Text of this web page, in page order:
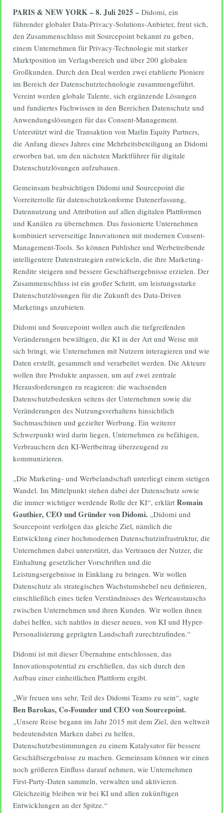
PARIS & NEW YORK – 8. Juli 2025 – Didomi, ein
führender globaler Data-Privacy-Solutions-Anbieter, freut sich,
den Zusammenschluss mit Sourcepoint bekannt zu geben,
einem Unternehmen für Privacy-Technologie mit starker
Marktposition im Verlagsbereich und über 200 globalen
Großkunden. Durch den Deal werden zwei etablierte Pioniere
im Bereich der Datenschutztechnologie zusammengeführt.
Vereint werden globale Talente, sich ergänzende Lösungen
und fundiertes Fachwissen in den Bereichen Datenschutz und
Anwendungslösungen für das Consent-Management.
Unterstützt wird die Transaktion von Marlin Equity Partners,
die Anfang dieses Jahres eine Mehrheitsbeteiligung an Didomi
erworben hat, um den nächsten Marktführer für digitale
Datenschutzlösungen aufzubauen.
Gemeinsam beabsichtigen Didomi und Sourcepoint die
Vorreiterrolle für datenschutzkonforme Datenerfassung,
Datennutzung und Attribution auf allen digitalen Plattformen
und Kanälen zu übernehmen. Das fusionierte Unternehmen
kombiniert serverseitige Innovationen mit modernen Consent-
Management-Tools. So können Publisher und Werbetreibende
intelligentere Datenstrategien entwickeln, die ihre Marketing-
Rendite steigern und bessere Geschäftsergebnisse erzielen. Der
Zusammenschluss ist ein großer Schritt, um leistungsstarke
Datenschutzlösungen für die Zukunft des Data-Driven
Marketings anzubieten.
Didomi und Sourcepoint wollen auch die tiefgreifenden
Veränderungen bewältigen, die KI in der Art und Weise mit
sich bringt, wie Unternehmen mit Nutzern interagieren und wie
Daten erstellt, gesammelt und verarbeitet werden. Die Akteure
wollen ihre Produkte anpassen, um auf zwei zentrale
Herausforderungen zu reagieren: die wachsenden
Datenschutzbedenken seitens der Unternehmen sowie die
Veränderungen des Nutzungsverhaltens hinsichtlich
Suchmaschinen und gezielter Werbung. Ein weiterer
Schwerpunkt wird darin liegen, Unternehmen zu befähigen,
Verbrauchern den KI-Wertbeitrag überzeugend zu
kommunizieren.
„Die Marketing- und Werbelandschaft unterliegt einem stetigen
Wandel. Im Mittelpunkt stehen dabei der Datenschutz sowie
die immer wichtiger werdende Rolle der KI“, erklärt Romain
Gauthier, CEO und Gründer von Didomi. „Didomi und
Sourcepoint verfolgen das gleiche Ziel, nämlich die
Entwicklung einer hochmodernen Datenschutzinfrastruktur, die
Unternehmen dabei unterstützt, das Vertrauen der Nutzer, die
Einhaltung gesetzlicher Vorschriften und die
Leistungsergebnisse in Einklang zu bringen. Wir wollen
Datenschutz als strategischen Wachstumshebel neu definieren,
einschließlich eines tiefen Verständnisses des Werteaustauschs
zwischen Unternehmen und ihren Kunden. Wir wollen ihnen
dabei helfen, sich nahtlos in dieser neuen, von KI und Hyper-
Personalisierung geprägten Landschaft zurechtzufinden.“
Didomi ist mit dieser Übernahme entschlossen, das
Innovationspotential zu erschließen, das sich durch den
Aufbau einer einheitlichen Plattform ergibt.
„Wir freuen uns sehr, Teil des Didomi Teams zu sein“, sagte
Ben Barokas, Co-Founder und CEO von Sourcepoint.
„Unsere Reise begann im Jahr 2015 mit dem Ziel, den weltweit
bedeutendsten Marken dabei zu helfen,
Datenschutzbestimmungen zu einem Katalysator für bessere
Geschäftsergebnisse zu machen. Gemeinsam können wir einen
noch größeren Einfluss darauf nehmen, wie Unternehmen
First-Party-Daten sammeln, verwalten und aktivieren.
Gleichzeitig bleiben wir bei KI und allen zukünftigen
Entwicklungen an der Spitze.“